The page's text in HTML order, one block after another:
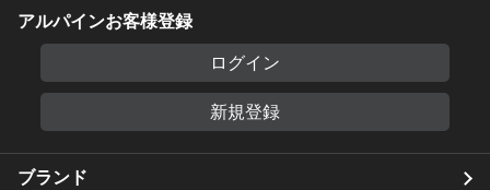
アルパインお客様登録
ログイン
新規登録
ブランド